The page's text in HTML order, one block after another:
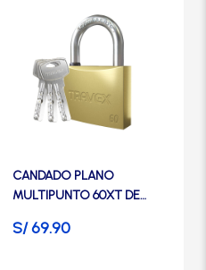
CANDADO PLANO
MULTIPUNTO 60XT DE
TRAVEX
S/69.90
múltiples
variantes.
pueden
elegir
en